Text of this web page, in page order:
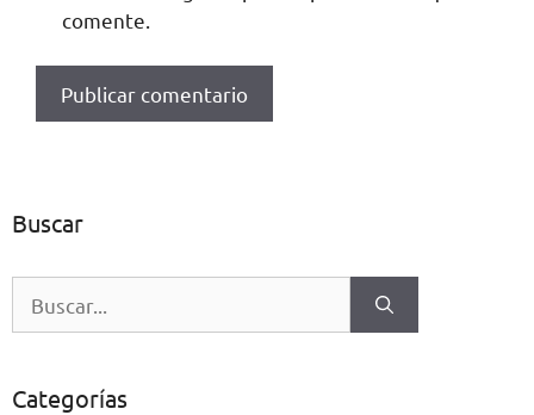
comente.
Buscar
Categorías